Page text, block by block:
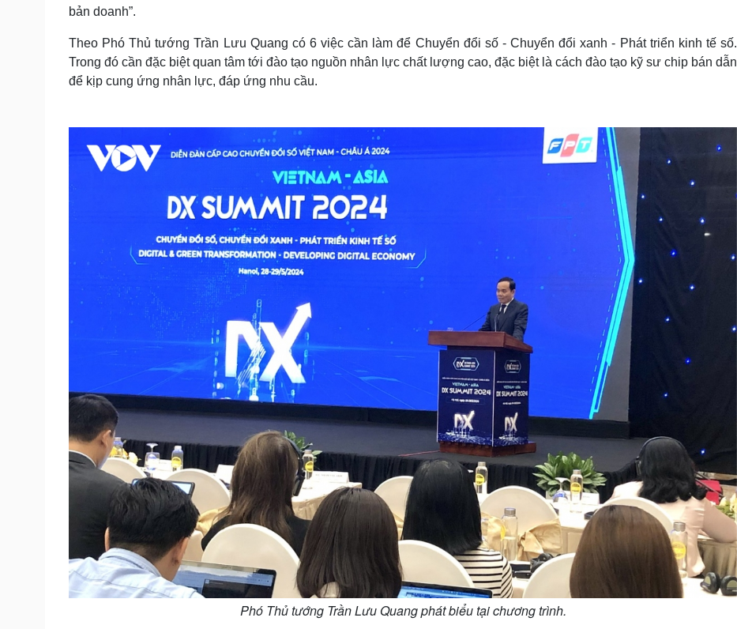
bản doanh”.
Theo Phó Thủ tướng Trần Lưu Quang có 6 việc cần làm để Chuyển đổi số - Chuyển đổi xanh - Phát triển kinh tế số.
Trong đó cần đặc biệt quan tâm tới đào tạo nguồn nhân lực chất lượng cao, đặc biệt là cách đào tạo kỹ sư chip bán dẫn
để kịp cung ứng nhân lực, đáp ứng nhu cầu.
Phó Thủ tướng Trần Lưu Quang phát biểu tại chương trình.